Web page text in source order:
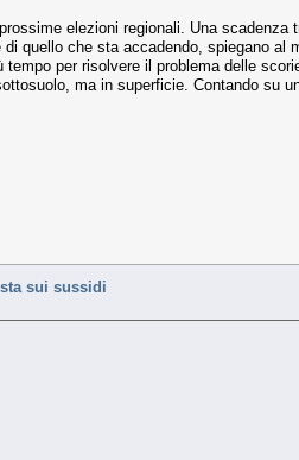
elezioni regionali. Una
quello che sta accadendo, spiegano al
per risolvere il problema delle
ma in superficie. Contando su
sui sussidi